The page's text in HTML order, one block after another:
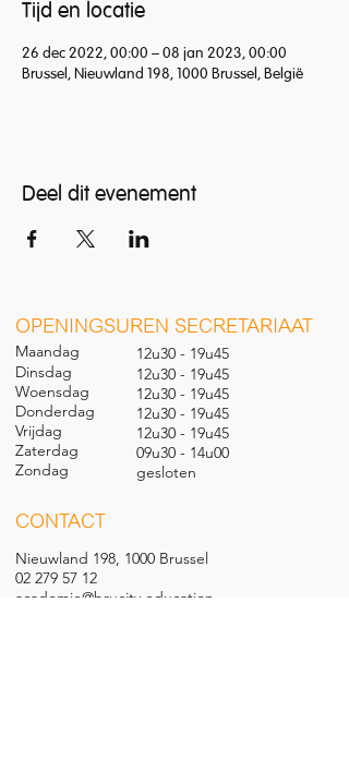
Tijd en locatie
26 dec 2022, 00:00 – 08 jan 2023, 00:00
Brussel, Nieuwland 198, 1000 Brussel, België
Deel dit evenement
OPENINGSUREN SECRETARIAAT
Maandag
Dinsdag
Woensdag
Donderdag
Vrijdag
Zaterdag
Zondag
12u30 - 19u45
12u30 - 19u45
12u30 - 19u45
12u30 - 19u45
12u30 - 19u45
09u30 - 14u00
gesloten
CONTACT
Nieuwland 198, 1000 Brussel
02 279 57 12
academie@brucity.education